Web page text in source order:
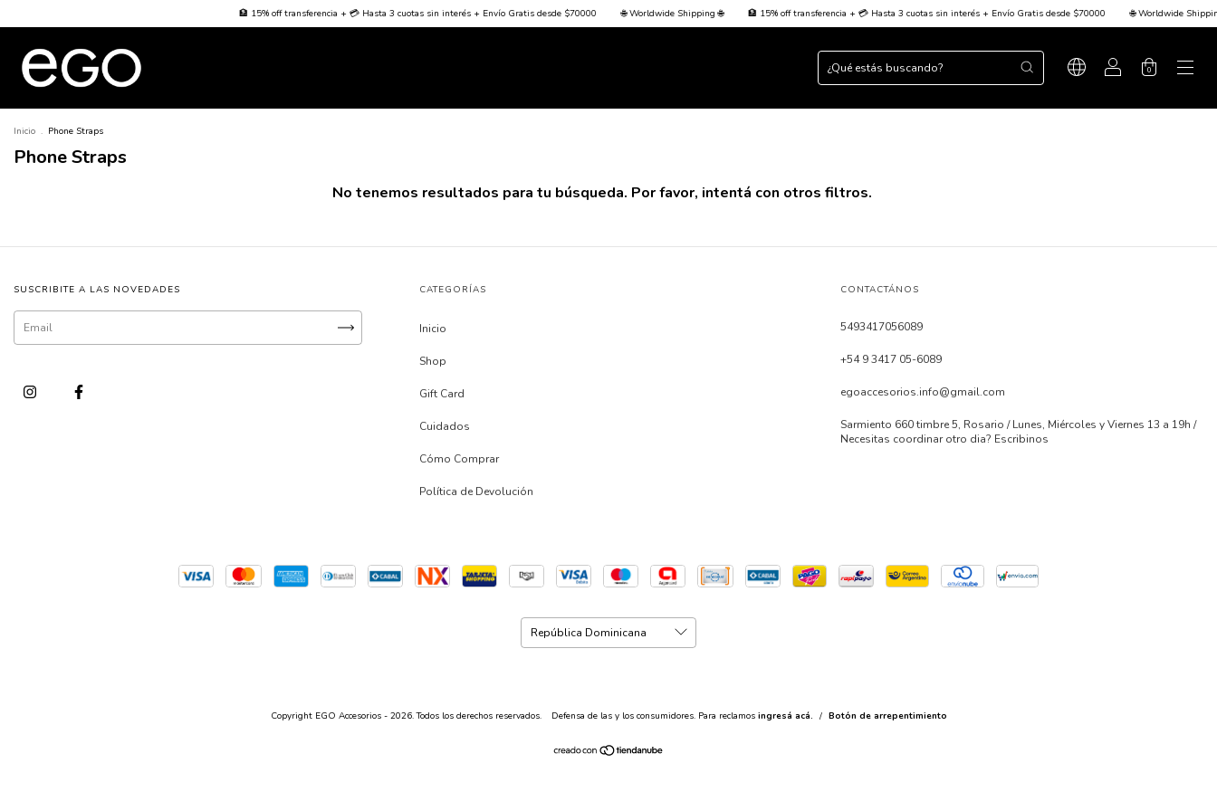
🏦 15% off transferencia + 💳 Hasta 3 cuotas sin interés + Envío Gratis desde $70000 🌐 Worldwide Shipping 🌐 🏦 15% off transferencia + 💳 Hasta 3 cuotas sin interés + Envío Gratis desde $70000 🌐 Worldwide Shipping
0
Inicio . Phone Straps
Phone Straps
No tenemos resultados para tu búsqueda. Por favor, intentá con otros filtros.
SUSCRIBITE A LAS NOVEDADES CATEGORÍAS
Inicio
Shop
Gift Card
Cuidados
Cómo Comprar
Política de Devolución
CONTACTÁNOS
5493417056089
+54 9 3417 05-6089
egoaccesorios.info@gmail.com
Sarmiento 660 timbre 5, Rosario / Lunes, Miércoles y Viernes 13 a 19h /
Necesitas coordinar otro dia? Escribinos
Copyright EGO Accesorios - 2026. Todos los derechos reservados. Defensa de las y los consumidores. Para reclamos ingresá acá. / Botón de arrepentimiento